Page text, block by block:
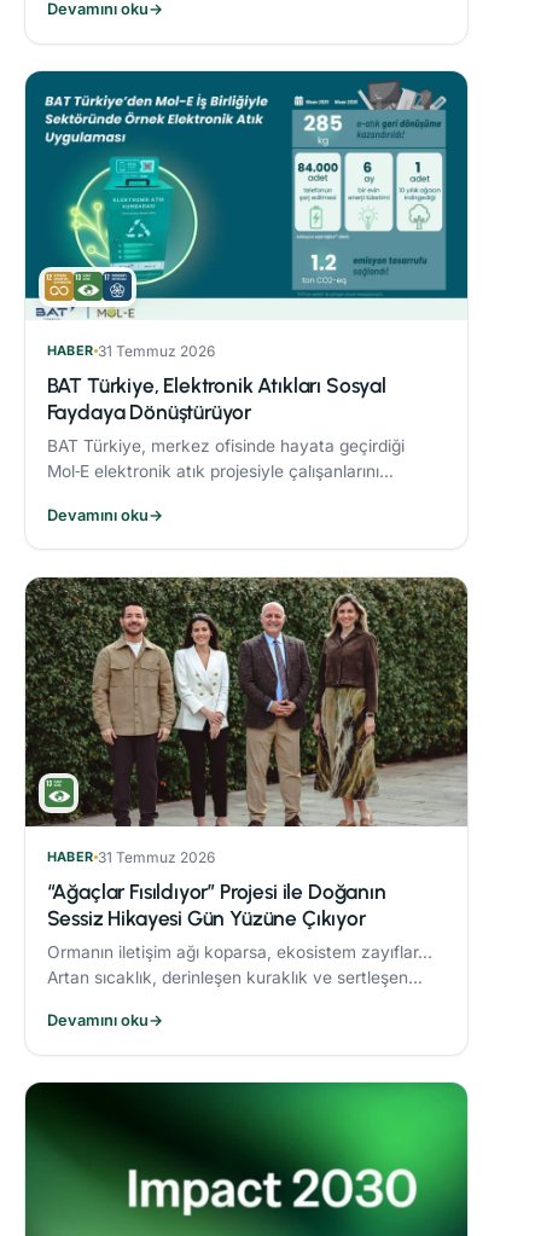
sonucunda %21’lik azaltım sağladı.
Devamını oku→
HABER 31 Temmuz 2026
BAT Türkiye, Elektronik Atıkları Sosyal
Faydaya Dönüştürüyor
BAT Türkiye, merkez ofisinde hayata geçirdiği
Mol‑E elektronik atık projesiyle çalışanlarını
Devamını oku→
HABER 31 Temmuz 2026
“Ağaçlar Fısıldıyor” Projesi ile Doğanın
Sessiz Hikayesi Gün Yüzüne Çıkıyor
Ormanın iletişim ağı koparsa, ekosistem zayıflar...
Artan sıcaklık, derinleşen kuraklık ve sertleşen
getiriyor.
Devamını oku→